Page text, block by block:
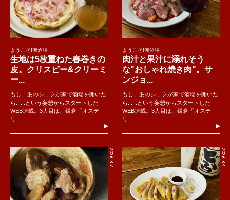
ようこそ!俺酒場
生地は5枚重ねた春巻きの
皮。クリスピー&クリーミ
ー...
もし、あのシェフが家で酒場を開いた
ら......という妄想からスタートした
WEB連載。3人目は、鎌倉「オステ
リ...
ようこそ!俺酒場
肉汁と果汁に溺れそう
な"おしゃれ焼き肉"。サ
ンジョ...
もし、あのシェフが家で酒場を開いた
ら......という妄想からスタートした
WEB連載。3人目は、鎌倉「オステ
リ...
2026.8.7 2026.8.4